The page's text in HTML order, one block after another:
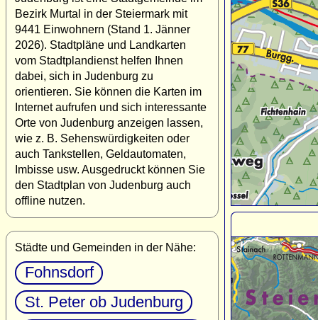
Bezirk Murtal in der Steiermark mit
9441 Einwohnern (Stand 1. Jänner
2026). Stadtpläne und Landkarten
vom Stadtplandienst helfen Ihnen
dabei, sich in Judenburg zu
orientieren. Sie können die Karten im
Internet aufrufen und sich interessante
Orte von Judenburg anzeigen lassen,
wie z. B. Sehenswürdigkeiten oder
auch Tankstellen, Geldautomaten,
Imbisse usw. Ausgedruckt können Sie
den Stadtplan von Judenburg auch
offline nutzen.
Städte und Gemeinden in der Nähe:
Fohnsdorf
St. Peter ob Judenburg